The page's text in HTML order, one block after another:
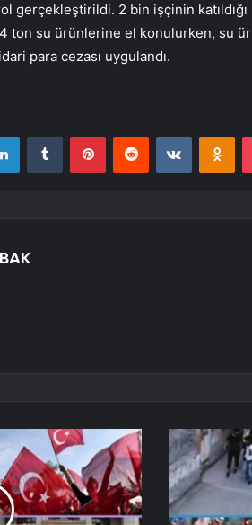
gerçekleştirildi. 2 bin işçinin
ton su ürünlerine el konulurken, su
para cezası uygulandı.
LinkedInTumblr PinterestReddit VKontakte